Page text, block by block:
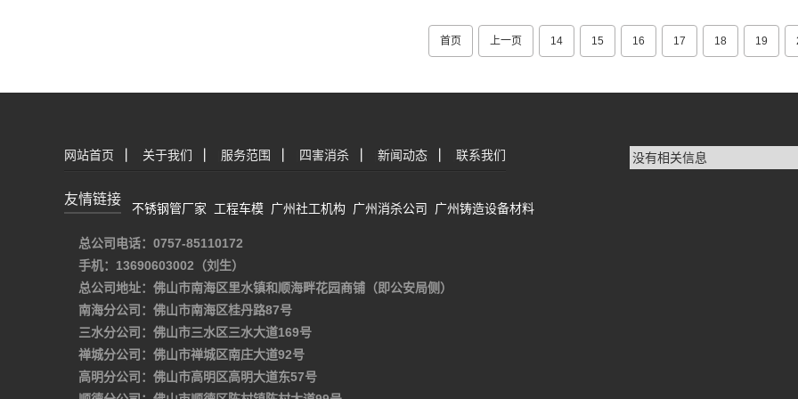
首页 上一页 14 15 16 17 18 19
网站首页 关于我们 服务范围 四害消杀 新闻动态 联系我们
友情链接
不锈钢管厂家 工程车模 广州社工机构 广州消杀公司 广州铸造设备材料
总公司电话：0757-85110172
手机：13690603002（刘生）
总公司地址：佛山市南海区里水镇和顺海畔花园商铺（即公安局侧）
南海分公司：佛山市南海区桂丹路87号
三水分公司：佛山市三水区三水大道169号
禅城分公司：佛山市禅城区南庄大道92号
高明分公司：佛山市高明区高明大道东57号
没有相关信息